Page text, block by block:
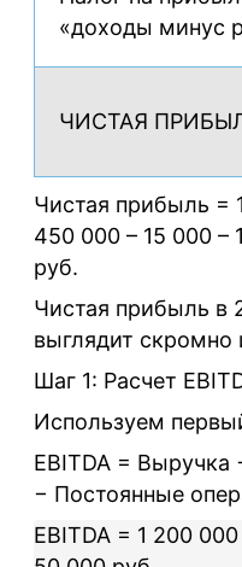
«доходы минус
ЧИСТАЯ
Чистая прибыль =
450 000 – 15 000 –
руб.
Чистая прибыль в
выглядит скромно
Шаг 1: Расчет
Используем
EBITDA =
− Постоянные
EBITDA = 1 200